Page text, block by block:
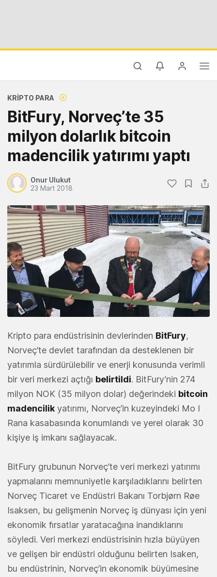
KRIPTO PARA
BitFury, Norveç’te 35
milyon dolarlık bitcoin
madencilik yatırımı yaptı
Onur Ulukut
23 Mart 2018
Kripto para endüstrisinin devlerinden BitFury,
Norveç’te devlet tarafından da desteklenen bir
yatırımla sürdürülebilir ve enerji konusunda verimli
bir veri merkezi açtığı belirtildi. BitFury’nin 274
milyon NOK (35 milyon dolar) değerindeki bitcoin
madencilik yatırımı, Norveç’in kuzeyindeki Mo I
Rana kasabasında konumlandı ve yerel olarak 30
kişiye iş imkanı sağlayacak.
BitFury grubunun Norveç’te veri merkezi yatırımı
yapmalarını memnuniyetle karşıladıklarını belirten
Norveç Ticaret ve Endüstri Bakanı Torbjørn Røe
Isaksen, bu gelişmenin Norveç iş dünyası için yeni
ekonomik fırsatlar yaratacağına inandıklarını
söyledi. Veri merkezi endüstrisinin hızla büyüyen
ve gelişen bir endüstri olduğunu belirten Isaken,
bu endüstrinin, Norveç’in ekonomik büyümesine